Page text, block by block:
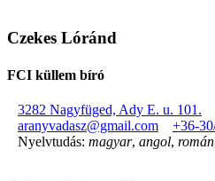
Czekes Lóránd
FCI küllem bíró
3282 Nagyfüged, Ady E. u. 101.
aranyvadasz@gmail.com
+36-
Nyelvtudás: magyar, angol, román